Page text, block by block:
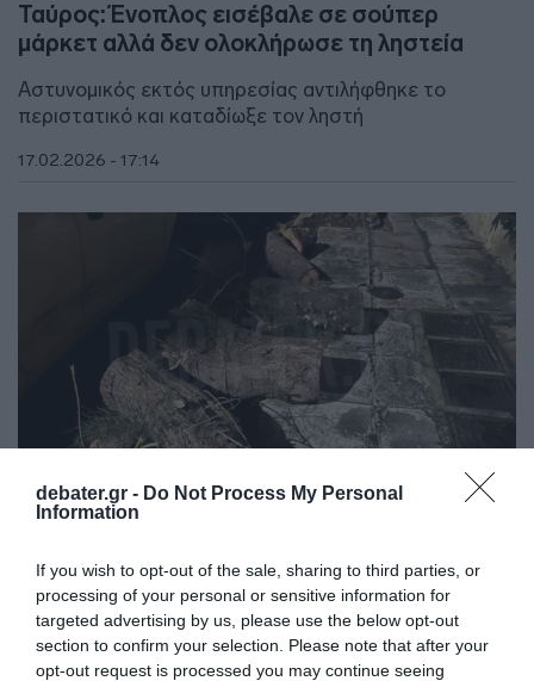
debater.gr - Do Not Process My Personal
Information
If you wish to opt-out of the sale, sharing to third parties, or
processing of your personal or sensitive information for
targeted advertising by us, please use the below opt-out
section to confirm your selection. Please note that after your
opt-out request is processed you may continue seeing
Ταύρος: Ένοπλος εισέβαλε σε σούπερ
μάρκετ αλλά δεν ολοκλήρωσε τη ληστεία
Αστυνομικός εκτός υπηρεσίας αντιλήφθηκε το
περιστατικό και καταδίωξε τον ληστή
17.02.2026 - 17:14
ΕΛΛΑΔΑ
Ταύρος: Παρολίγον τραγωδία στη λαϊκή
αγορά από πτώση δέντρου – “Πριν 4 χρόνια
είχε πέσει στο ΙΧ μου” (Εικόνες)